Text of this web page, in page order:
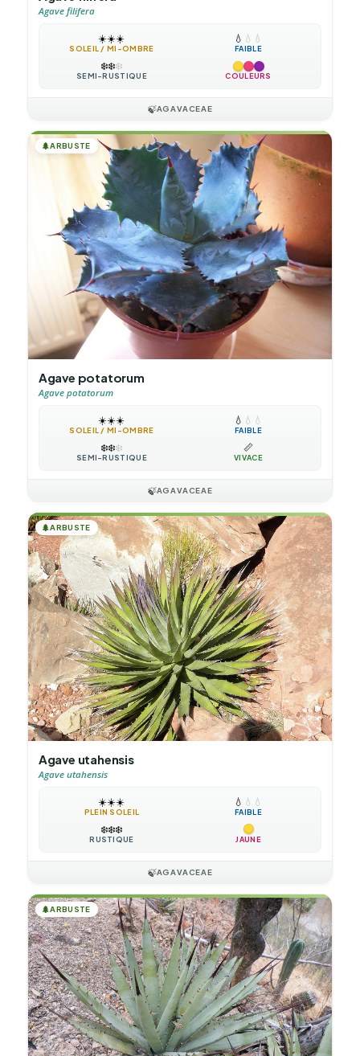
Agave filifera
☀️☀️☀️
SOLEIL / MI-OMBRE
💧 💧 💧
FAIBLE
❄️❄️❄️
SEMI-RUSTIQUE COULEURS
🍃AGAVACEAE
🌲ARBUSTE
Agave potatorum
Agave potatorum
☀️☀️☀️
SOLEIL / MI-OMBRE
💧 💧 💧
FAIBLE
❄️❄️❄️
SEMI-RUSTIQUE
📏
VIVACE
🍃AGAVACEAE
🌲ARBUSTE
Agave utahensis
Agave utahensis
☀️☀️☀️
PLEIN SOLEIL
💧 💧 💧
FAIBLE
❄️❄️❄️
RUSTIQUE JAUNE
🍃AGAVACEAE
🌲ARBUSTE